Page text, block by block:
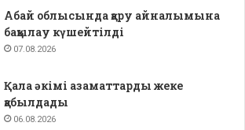
Абай облысында қару айналымына
бақылау күшейтілді
07.08.2026
Қала әкімі азаматтарды жеке
қабылдады
06.08.2026